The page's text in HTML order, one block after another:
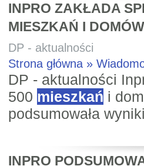
INPRO ZAKŁADA
MIESZKAŃ I DOMÓW
DP - aktualności
Strona główna »
DP - aktualności
500 mieszkań i
podsumowała wyniki
INPRO